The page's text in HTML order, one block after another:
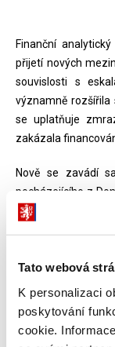
Tato webová
K personalizaci
poskytování
cookie.
Finanční
přijetí nových
souvislosti s
významně
se uplatňuje
zakázala
Nově se zavádí
pocházejícího z
EU a
subjekty z
investiční služby.
oblasti dodávky
telekomunikací,
plynu a nerostných